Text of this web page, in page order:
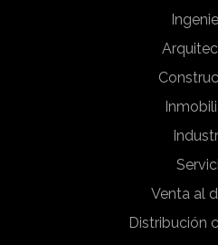
Venta al
Distribución